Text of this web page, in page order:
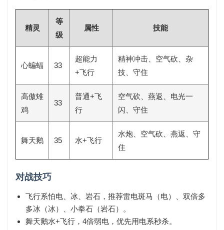
精灵
等
级
属性 技能
心蝙蝠 33
超能力
+飞行
精神冲击、空气砍、杂
技、守住
高傲雉
鸡
33
普通+飞
行
空气砍、燕返、电光一
闪、守住
舞天鹅 35 水+飞行
水炮、空气砍、燕返、守
住
对战技巧
飞行系怕电、冰、岩石 ，推荐雷电斑马（电）、双倍多
多冰（冰）、小拳石（岩石）。
舞天鹅水+飞行，4倍弱电，优先用电系秒杀。